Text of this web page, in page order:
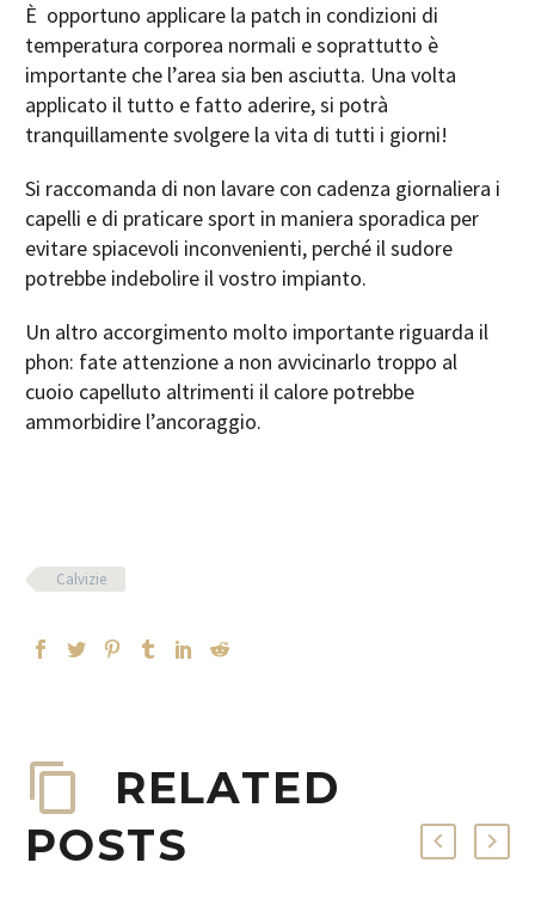
È opportuno applicare la patch in condizioni di
temperatura corporea normali e soprattutto è
importante che l’area sia ben asciutta. Una volta
applicato il tutto e fatto aderire, si potrà
tranquillamente svolgere la vita di tutti i giorni!
Si raccomanda di non lavare con cadenza giornaliera i
capelli e di praticare sport in maniera sporadica per
evitare spiacevoli inconvenienti, perché il sudore
potrebbe indebolire il vostro impianto.
Un altro accorgimento molto importante riguarda il
phon: fate attenzione a non avvicinarlo troppo al
cuoio capelluto altrimenti il calore potrebbe
ammorbidire l’ancoraggio.
Calvizie
RELATED
POSTS